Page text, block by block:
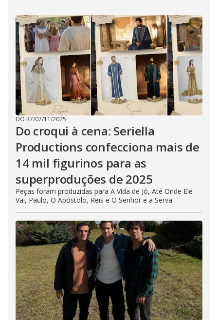
DO R7/07/11/2025
Do croqui à cena: Seriella
Productions confecciona mais de
14 mil figurinos para as
superproduções de 2025
Peças foram produzidas para A Vida de Jó, Até Onde Ele
Vai, Paulo, O Apóstolo, Reis e O Senhor e a Serva